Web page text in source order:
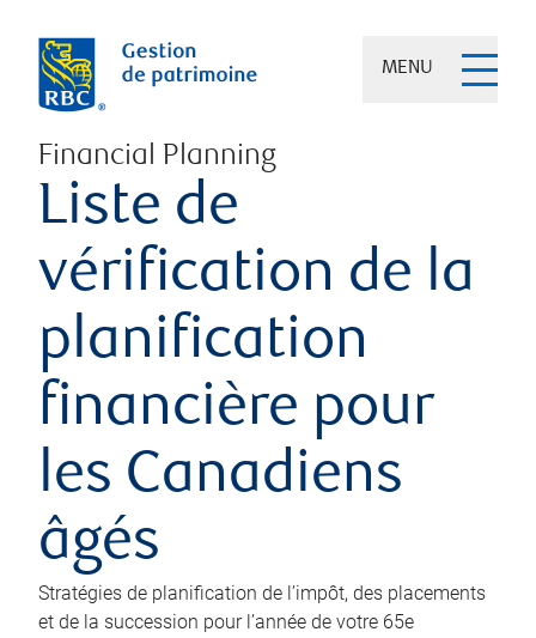
MENU
Financial Planning
Liste de
vérification de la
planification
financière pour
les Canadiens
âgés
Stratégies de planification de l’impôt, des placements
et de la succession pour l’année de votre 65e